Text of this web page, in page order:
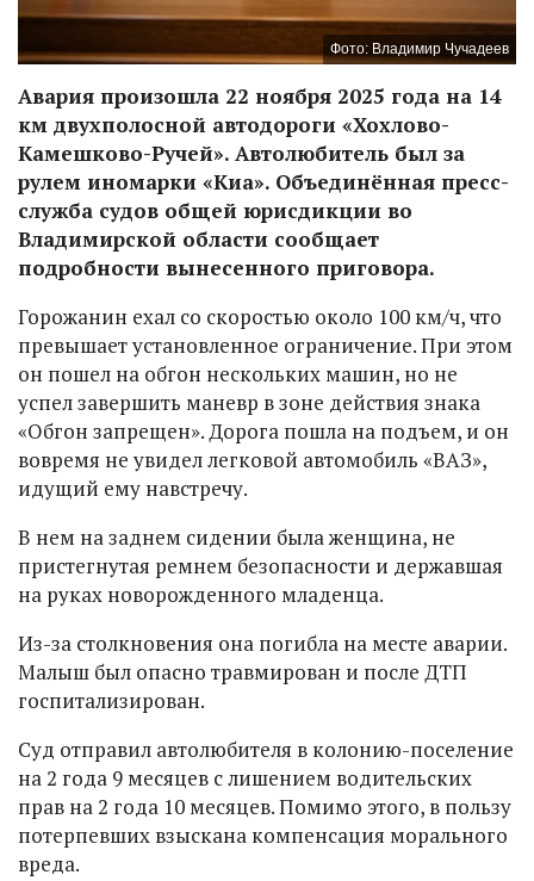
Фото: Владимир Чучадеев
Авария произошла 22 ноября 2025 года на 14
км двухполосной автодороги «Хохлово-
Камешково-Ручей». Автолюбитель был за
рулем иномарки «Киа». Объединённая пресс-
служба судов общей юрисдикции во
Владимирской области сообщает
подробности вынесенного приговора.
Горожанин ехал со скоростью около 100 км/ч, что
превышает установленное ограничение. При этом
он пошел на обгон нескольких машин, но не
успел завершить маневр в зоне действия знака
«Обгон запрещен». Дорога пошла на подъем, и он
вовремя не увидел легковой автомобиль «ВАЗ»,
идущий ему навстречу.
В нем на заднем сидении была женщина, не
пристегнутая ремнем безопасности и державшая
на руках новорожденного младенца.
Из-за столкновения она погибла на месте аварии.
Малыш был опасно травмирован и после ДТП
госпитализирован.
Суд отправил автолюбителя в колонию-поселение
на 2 года 9 месяцев с лишением водительских
прав на 2 года 10 месяцев. Помимо этого, в пользу
потерпевших взыскана компенсация морального
вреда.